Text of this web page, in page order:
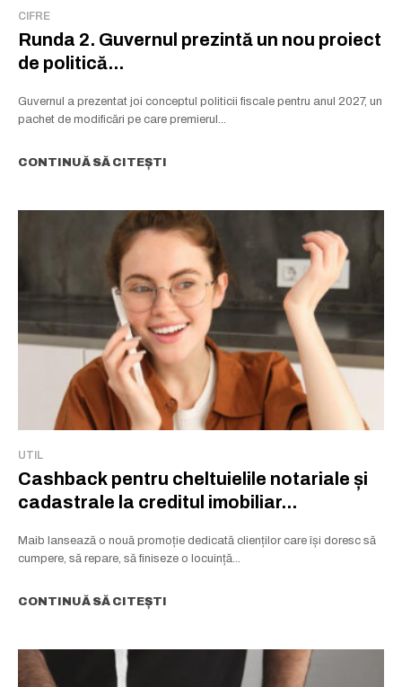
CIFRE
Runda 2. Guvernul prezintă un nou proiect
de politică...
Guvernul a prezentat joi conceptul politicii fiscale pentru anul 2027, un
pachet de modificări pe care premierul...
CONTINUĂ SĂ CITEȘTI
UTIL
Cashback pentru cheltuielile notariale și
cadastrale la creditul imobiliar...
Maib lansează o nouă promoție dedicată clienților care își doresc să
cumpere, să repare, să finiseze o locuință...
CONTINUĂ SĂ CITEȘTI